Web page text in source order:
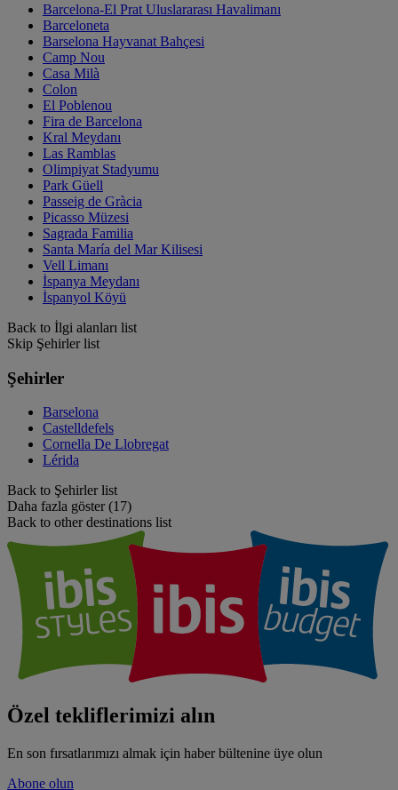
Barcelona-El Prat Uluslararası Havalimanı
Barceloneta
Barselona Hayvanat Bahçesi
Camp Nou
Casa Milà
Colon
El Poblenou
Fira de Barcelona
Kral Meydanı
Las Ramblas
Olimpiyat Stadyumu
Park Güell
Passeig de Gràcia
Picasso Müzesi
Sagrada Familia
Santa María del Mar Kilisesi
Vell Limanı
İspanya Meydanı
İspanyol Köyü
Back to İlgi alanları list
Skip Şehirler list
Şehirler
Barselona
Castelldefels
Cornella De Llobregat
Lérida
Back to Şehirler list
Daha fazla göster (17)
Back to other destinations list
Özel tekliflerimizi alın
En son fırsatlarımızı almak için haber bültenine üye olun
Abone olun